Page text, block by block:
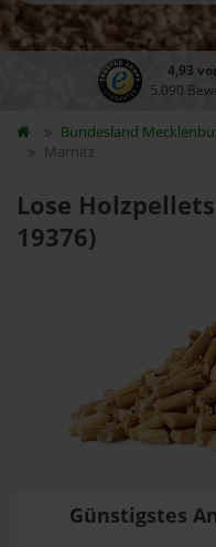
4,93
5.090
Bundesland
Marnitz
Lose
19376)
Günstigstes